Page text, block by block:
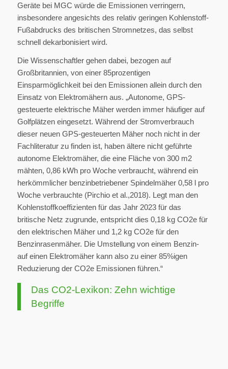
Geräte bei MGC würde die Emissionen verringern,
insbesondere angesichts des relativ geringen Kohlenstoff-
Fußabdrucks des britischen Stromnetzes, das selbst
schnell dekarbonisiert wird.
Die Wissenschaftler gehen dabei, bezogen auf
Großbritannien, von einer 85prozentigen
Einsparmöglichkeit bei den Emissionen allein durch den
Einsatz von Elektromähern aus. „Autonome, GPS-
gesteuerte elektrische Mäher werden immer häufiger auf
Golfplätzen eingesetzt. Während der Stromverbrauch
dieser neuen GPS-gesteuerten Mäher noch nicht in der
Fachliteratur zu finden ist, haben ältere nicht geführte
autonome Elektromäher, die eine Fläche von 300 m2
mähten, 0,86 kWh pro Woche verbraucht, während ein
herkömmlicher benzinbetriebener Spindelmäher 0,58 l pro
Woche verbrauchte (Pirchio et al.,2018). Legt man den
Kohlenstoffkoeffizienten für das Jahr 2023 für das
britische Netz zugrunde, entspricht dies 0,18 kg CO2e für
den elektrischen Mäher und 1,2 kg CO2e für den
Benzinrasenmäher. Die Umstellung von einem Benzin-
auf einen Elektromäher kann also zu einer 85%igen
Reduzierung der CO2e Emissionen führen.“
Das CO2-Lexikon: Zehn wichtige
Begriffe